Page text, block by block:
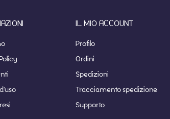
IL MIO ACCOUNT
Profilo
Ordini
Spedizioni
Tracciamento spedizione
Supporto